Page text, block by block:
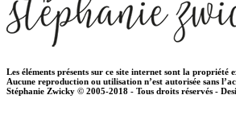
Les éléments présents sur ce site internet sont la propriété
Aucune reproduction ou utilisation n’est autorisée sans
Stéphanie Zwicky © 2005-2018 - Tous droits réservés -